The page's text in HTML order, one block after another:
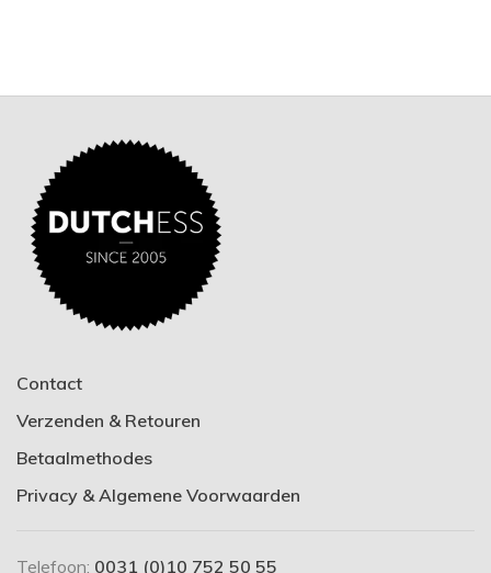
Contact
Verzenden & Retouren
Betaalmethodes
Privacy & Algemene Voorwaarden
Telefoon: 0031 (0)10 752 50 55